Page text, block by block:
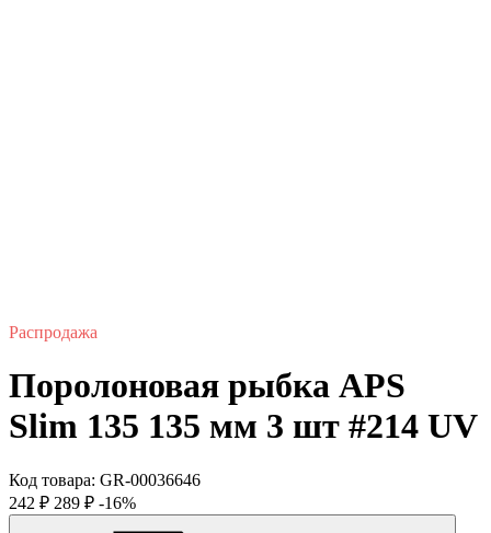
Распродажа
Поролоновая рыбка APS
Slim 135 135 мм 3 шт #214 UV
Код товара: GR-00036646
242 ₽ 289 ₽ -16%